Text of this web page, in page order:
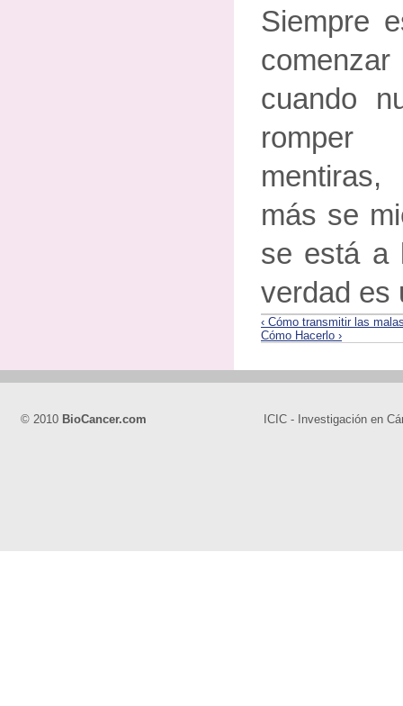
Siempre
cuando
más se
se está a
verdad es
‹ Cómo transmitir las
Cómo Hacerlo ›
© 2010 BioCancer.com ICIC - Investigación en